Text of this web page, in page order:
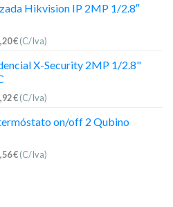
Hikvision IP 2MP 1/2.8″
€(C/Iva)
X-Security 2MP 1/2.8"
€(C/Iva)
on/off 2 Qubino
€(C/Iva)